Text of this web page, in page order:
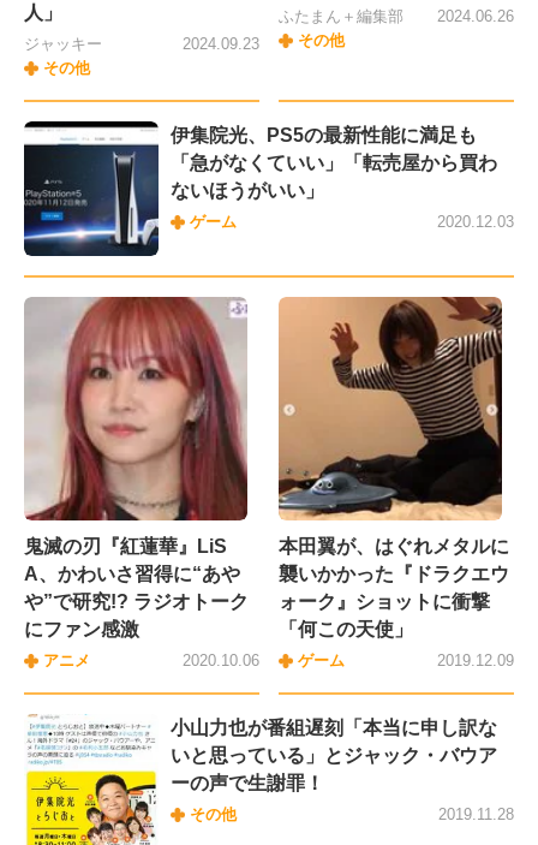
人」
ジャッキー
その他
2024.09.23
ふたまん＋編集部
その他
2024.06.26
伊集院光、PS5の最新性能に満足も
「急がなくていい」「転売屋から買わ
ないほうがいい」
ゲーム 2020.12.03
鬼滅の刃『紅蓮華』LiS
A、かわいさ習得に“あや
や”で研究!? ラジオトーク
にファン感激
アニメ 2020.10.06
本田翼が、はぐれメタルに
襲いかかった『ドラクエウ
ォーク』ショットに衝撃
「何この天使」
ゲーム 2019.12.09
小山力也が番組遅刻「本当に申し訳な
いと思っている」とジャック・バウア
ーの声で生謝罪！
その他 2019.11.28